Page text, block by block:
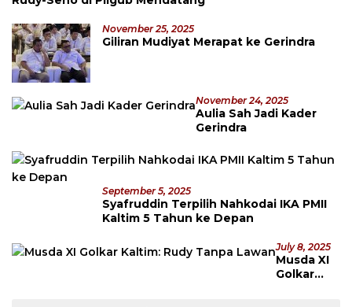
November 25, 2025
Giliran Mudiyat Merapat ke Gerindra
November 24, 2025
Aulia Sah Jadi Kader
Gerindra
September 5, 2025
Syafruddin Terpilih Nahkodai IKA PMII
Kaltim 5 Tahun ke Depan
July 8, 2025
Musda XI
Golkar